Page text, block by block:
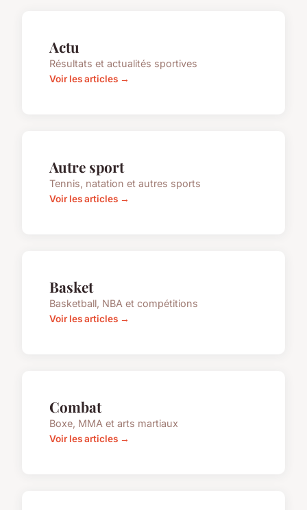
Actu
Résultats et actualités sportives
Voir les articles →
Autre sport
Tennis, natation et autres sports
Voir les articles →
Basket
Basketball, NBA et compétitions
Voir les articles →
Combat
Boxe, MMA et arts martiaux
Voir les articles →